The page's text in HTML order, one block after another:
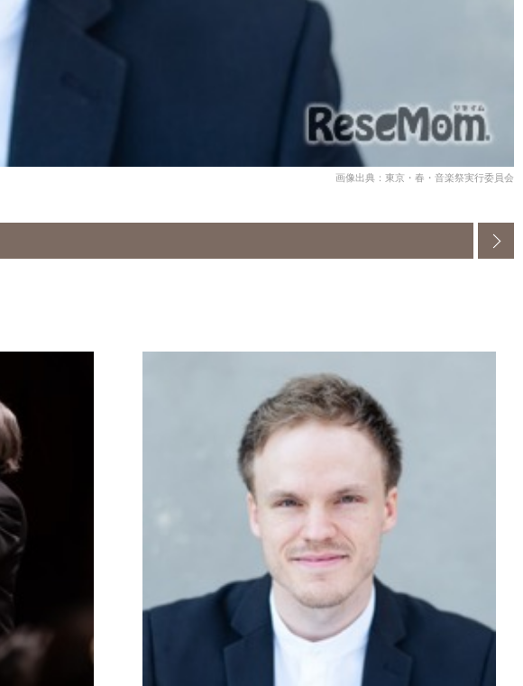
画像出典：東京・春・音楽祭実行委員会